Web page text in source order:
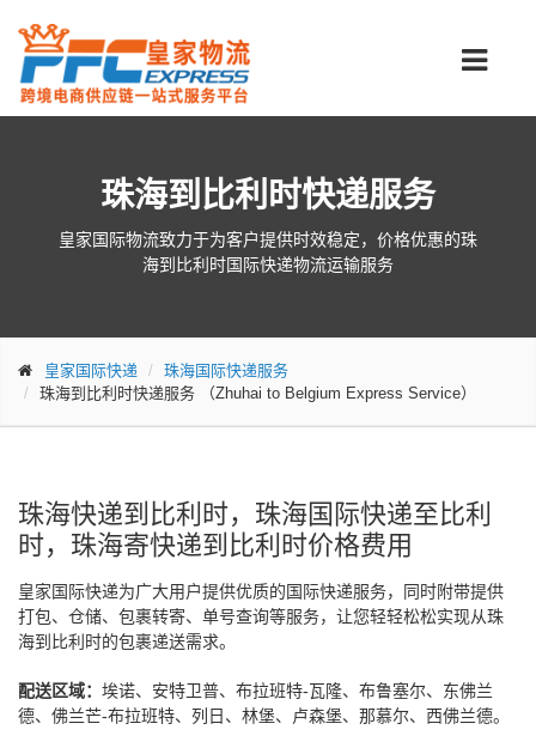
珠海到比利时快递服务
皇家国际物流致力于为客户提供时效稳定，价格优惠的珠
海到比利时国际快递物流运输服务
皇家国际快递
珠海国际快递服务
珠海到比利时快递服务 （Zhuhai to Belgium Express Service）
珠海快递到比利时，珠海国际快递至比利
时，珠海寄快递到比利时价格费用
皇家国际快递为广大用户提供优质的国际快递服务，同时附带提供
打包、仓储、包裹转寄、单号查询等服务，让您轻轻松松实现从珠
海到比利时的包裹递送需求。
配送区域： 埃诺、安特卫普、布拉班特-瓦隆、布鲁塞尔、东佛兰
德、佛兰芒-布拉班特、列日、林堡、卢森堡、那慕尔、西佛兰德。